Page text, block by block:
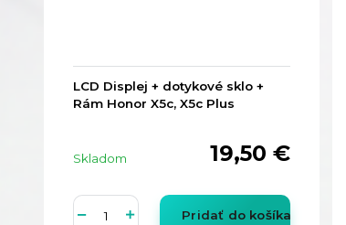
LCD Displej + dotykové sklo +
Rám Honor X5c, X5c Plus
19,50 €
Skladom
Pridať do košíka